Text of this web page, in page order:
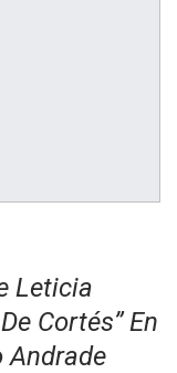
Leticia
Cortés” En
Andrade